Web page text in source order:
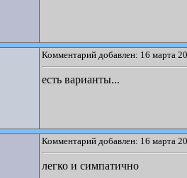
Комментарий добавлен: 16 марта
есть варианты...
Комментарий добавлен: 16 марта
легко и симпатично